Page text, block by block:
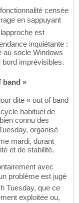
censée
en sappuyant
est
inquiétante :
au socle Windows
bord imprévisibles.
band »
dite « out of band
habituel de
connu des
organisé
mardi, durant
et de stabilité.
avec
problème est jugé
Tuesday, que ce
exploitée ou,